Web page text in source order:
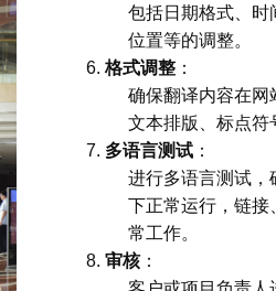
包括日期格式、时
位置等的调整。
格式调整 ：
确保翻译内容在网
文本排版、标点符
多语言测试 ：
进行多语言测试，
下正常运行，链接
常工作。
审核：